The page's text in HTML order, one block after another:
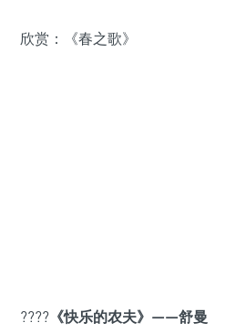
欣赏：《春之歌》
???? 《快乐的农夫》——舒曼